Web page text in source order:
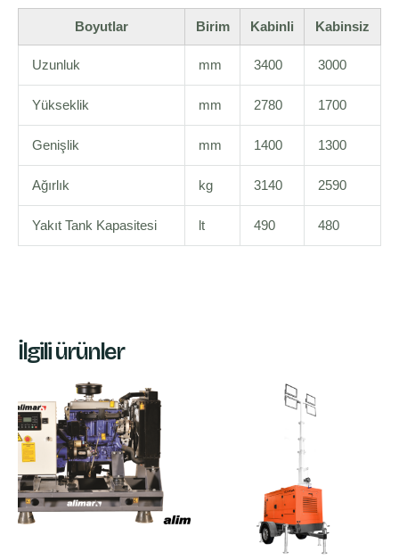
Boyutlar Birim Kabinli Kabinsiz
Uzunluk mm 3400 3000
Yükseklik mm 2780 1700
Genişlik mm 1400 1300
Ağırlık kg 3140 2590
Yakıt Tank Kapasitesi lt 490 480
İlgili ürünler